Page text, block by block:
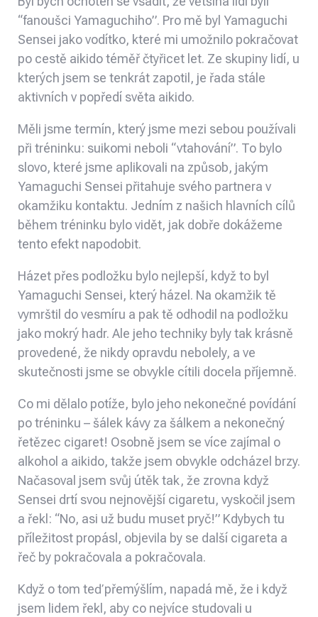
“fanoušci Yamaguchiho”. Pro mě byl Yamaguchi
Sensei jako vodítko, které mi umožnilo pokračovat
po cestě aikido téměř čtyřicet let. Ze skupiny lidí, u
kterých jsem se tenkrát zapotil, je řada stále
aktivních v popředí světa aikido.
Měli jsme termín, který jsme mezi sebou používali
při tréninku: suikomi neboli “vtahování”. To bylo
slovo, které jsme aplikovali na způsob, jakým
Yamaguchi Sensei přitahuje svého partnera v
okamžiku kontaktu. Jedním z našich hlavních cílů
během tréninku bylo vidět, jak dobře dokážeme
tento efekt napodobit.
Házet přes podložku bylo nejlepší, když to byl
Yamaguchi Sensei, který házel. Na okamžik tě
vymrštil do vesmíru a pak tě odhodil na podložku
jako mokrý hadr. Ale jeho techniky byly tak krásně
provedené, že nikdy opravdu nebolely, a ve
skutečnosti jsme se obvykle cítili docela příjemně.
Co mi dělalo potíže, bylo jeho nekonečné povídání
po tréninku – šálek kávy za šálkem a nekonečný
řetězec cigaret! Osobně jsem se více zajímal o
alkohol a aikido, takže jsem obvykle odcházel brzy.
Načasoval jsem svůj útěk tak, že zrovna když
Sensei drtí svou nejnovější cigaretu, vyskočil jsem
a řekl: “No, asi už budu muset pryč!” Kdybych tu
příležitost propásl, objevila by se další cigareta a
řeč by pokračovala a pokračovala.
Když o tom teď přemýšlím, napadá mě, že i když
jsem lidem řekl, aby co nejvíce studovali u